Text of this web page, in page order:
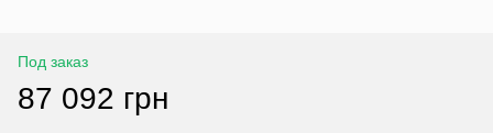
Под заказ
87 092 грн